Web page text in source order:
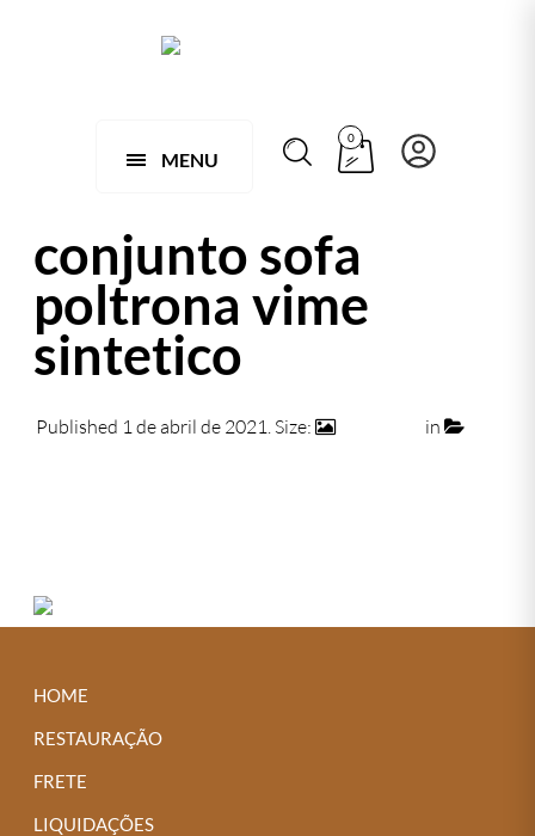
MENU
0
conjunto sofa
poltrona vime
sintetico
Published 1 de abril de 2021 . Size: in
HOME
RESTAURAÇÃO
FRETE
LIQUIDAÇÕES